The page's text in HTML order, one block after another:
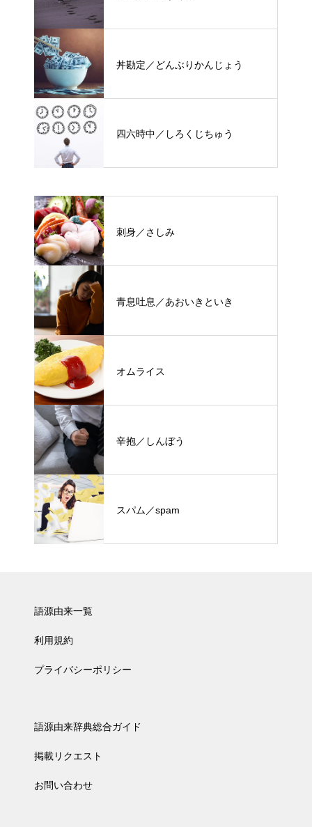
丼勘定／どんぶりかんじょう
四六時中／しろくじちゅう
刺身／さしみ
青息吐息／あおいきといき
オムライス
辛抱／しんぼう
スパム／spam
語源由来一覧
利用規約
プライバシーポリシー
語源由来辞典総合ガイド
掲載リクエスト
お問い合わせ